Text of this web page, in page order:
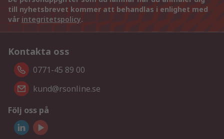
till nyhetsbrevet kommer att behandlas i enlighet med
vår integritetspolicy.
Kontakta oss
0771-45 89 00
kund@rsonline.se
Följ oss på